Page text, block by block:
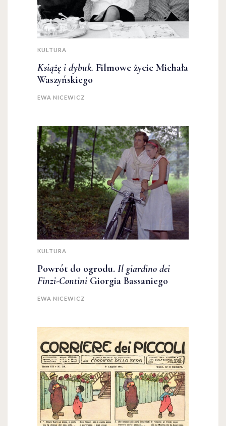
KULTURA
Książę i dybuk. Filmowe życie Michała
Waszyńskiego
EWA NICEWICZ
KULTURA
Powrót do ogrodu. Il giardino dei
Finzi-Contini Giorgia Bassaniego
EWA NICEWICZ